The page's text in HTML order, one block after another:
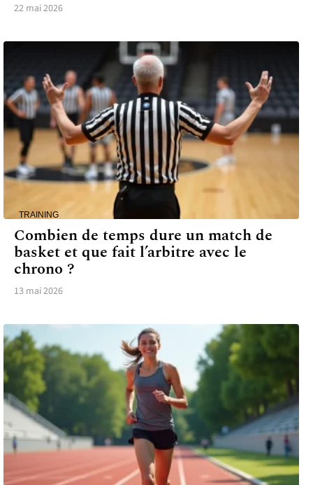
22 mai 2026
TRAINING
Combien de temps dure un match de
basket et que fait l’arbitre avec le
chrono ?
13 mai 2026